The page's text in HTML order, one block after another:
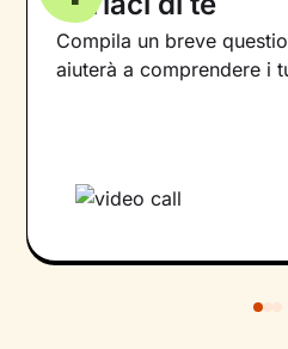
Compila un breve
aiuterà a comprendere i